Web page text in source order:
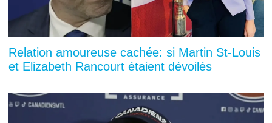
Relation amoureuse cachée: si Martin St-Louis
et Elizabeth Rancourt étaient dévoilés